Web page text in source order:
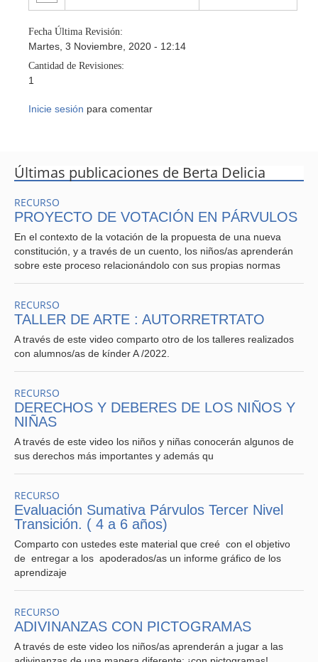
Fecha Última Revisión:
Martes, 3 Noviembre, 2020 - 12:14
Cantidad de Revisiones:
1
Inicie sesión para comentar
Últimas publicaciones de Berta Delicia
RECURSO
PROYECTO DE VOTACIÓN EN PÁRVULOS
En el contexto de la votación de la propuesta de una nueva
constitución, y a través de un cuento, los niños/as aprenderán
sobre este proceso relacionándolo con sus propias normas
RECURSO
TALLER DE ARTE : AUTORRETRTATO
A través de este video comparto otro de los talleres realizados
con alumnos/as de kínder A /2022.
RECURSO
DERECHOS Y DEBERES DE LOS NIÑOS Y
NIÑAS
A través de este video los niños y niñas conocerán algunos de
sus derechos más importantes y además qu
RECURSO
Evaluación Sumativa Párvulos Tercer Nivel
Transición. ( 4 a 6 años)
Comparto con ustedes este material que creé con el objetivo
de entregar a los apoderados/as un informe gráfico de los
aprendizaje
RECURSO
ADIVINANZAS CON PICTOGRAMAS
A través de este video los niños/as aprenderán a jugar a las